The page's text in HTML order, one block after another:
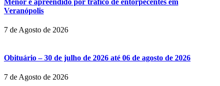
Veranópolis
7 de Agosto de 2026
Obituário – 30 de julho de 2026 até 06 de agosto de 2026
7 de Agosto de 2026